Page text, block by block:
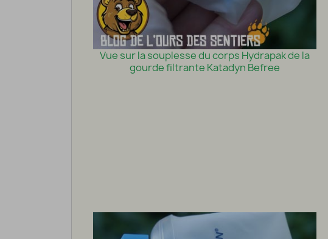
Vue sur la souplesse du corps Hydrapak de la
gourde filtrante Katadyn Befree